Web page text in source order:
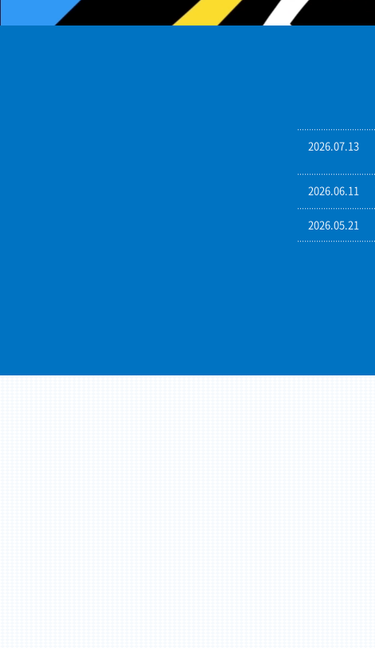
2026.07.13
2026.06.11
2026.05.21